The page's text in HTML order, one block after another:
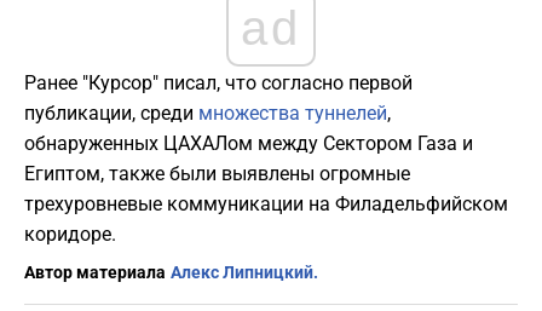
ad
Ранее "Курсор" писал, что согласно первой
публикации, среди множества туннелей,
обнаруженных ЦАХАЛом между Сектором Газа и
Египтом, также были выявлены огромные
трехуровневые коммуникации на Филадельфийском
коридоре.
Автор материала Алекс Липницкий.